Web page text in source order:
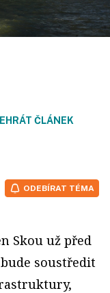
ČLÁNEK
ODEBÍRAT TÉMA
Skou už před
soustředit